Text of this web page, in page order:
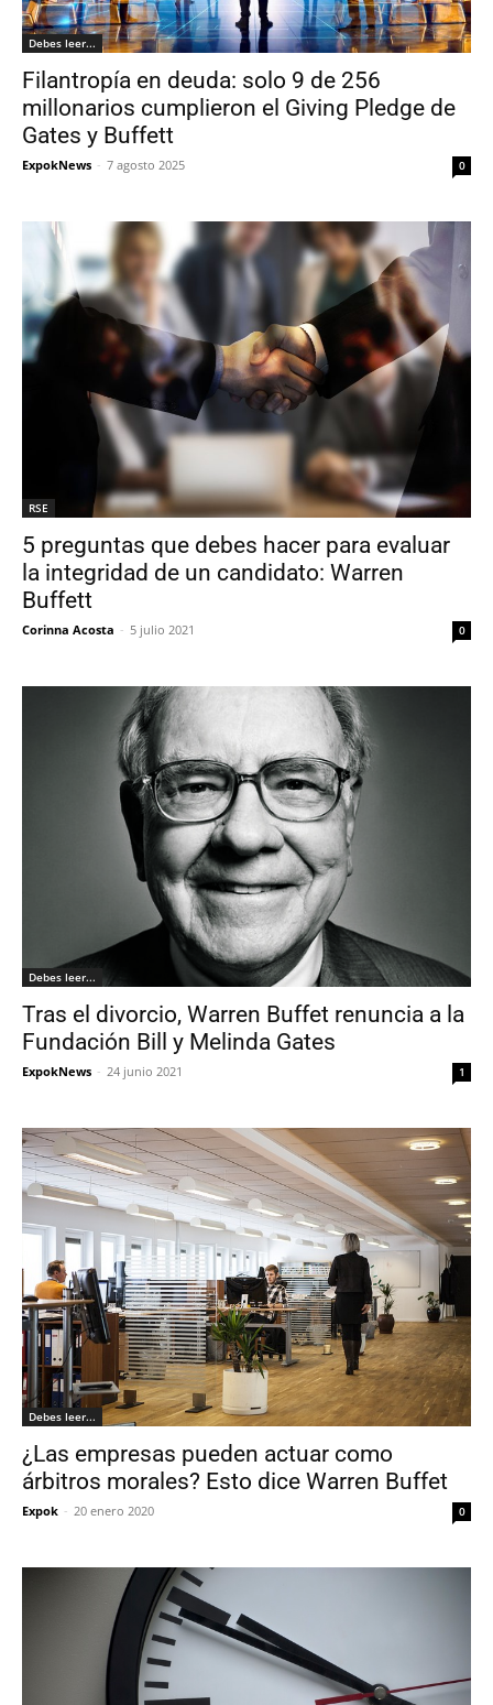
Debes leer...
Filantropía en deuda: solo 9 de 256
millonarios cumplieron el Giving Pledge de
Gates y Buffett
ExpokNews - 7 agosto 2025 0
RSE
5 preguntas que debes hacer para evaluar
la integridad de un candidato: Warren
Buffett
Corinna Acosta - 5 julio 2021 0
Debes leer...
Tras el divorcio, Warren Buffet renuncia a la
Fundación Bill y Melinda Gates
ExpokNews - 24 junio 2021 1
Debes leer...
¿Las empresas pueden actuar como
árbitros morales? Esto dice Warren Buffet
Expok - 20 enero 2020 0